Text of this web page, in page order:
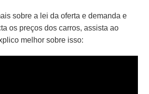
sobre a lei da oferta e demanda e
os preços dos carros, assista ao
melhor sobre isso: